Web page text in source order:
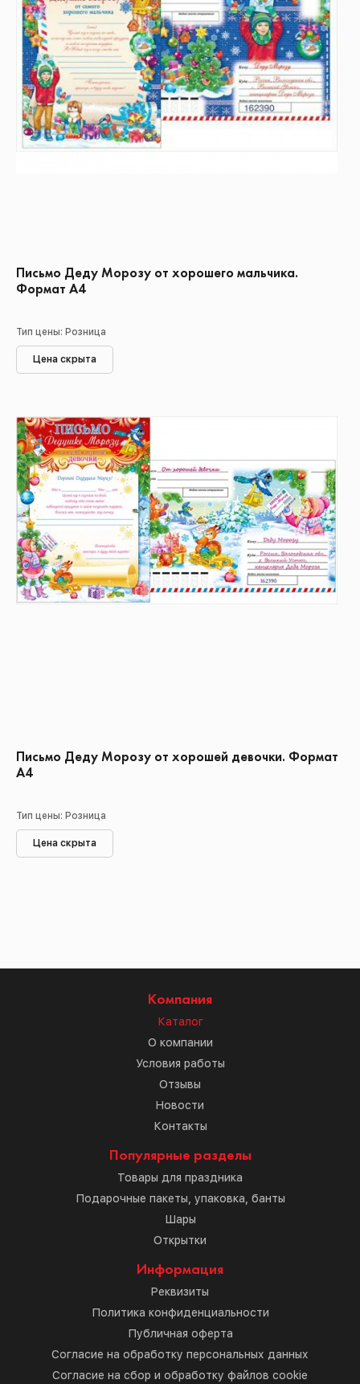
Письмо Деду Морозу от хорошего мальчика.
Формат А4
Тип цены: Розница
Цена скрыта
Письмо Деду Морозу от хорошей девочки. Формат
А4
Тип цены: Розница
Цена скрыта
Компания
Каталог
О компании
Условия работы
Отзывы
Новости
Контакты
Популярные разделы
Товары для праздника
Подарочные пакеты, упаковка, банты
Шары
Открытки
Информация
Реквизиты
Политика конфиденциальности
Публичная оферта
Согласие на обработку персональных данных
Согласие на сбор и обработку файлов cookie